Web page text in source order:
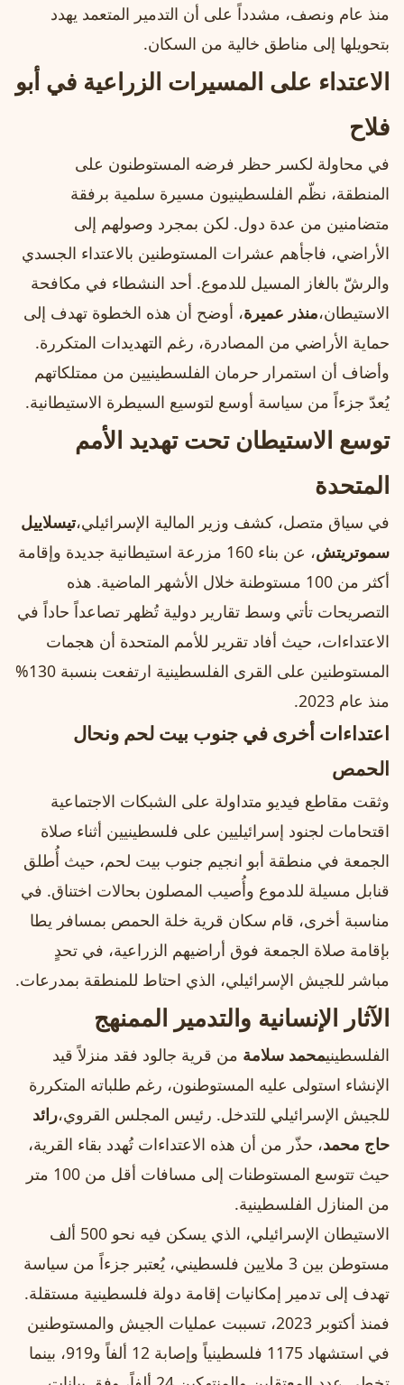
منذ عام ونصف، مشدداً على أن التدمير المتعمد يهدد
بتحويلها إلى مناطق خالية من السكان.
الاعتداء على المسيرات الزراعية في أبو
فلاح
في محاولة لكسر حظر فرضه المستوطنون على
المنطقة، نظّم الفلسطينيون مسيرة سلمية برفقة
متضامنين من عدة دول. لكن بمجرد وصولهم إلى
الأراضي، فاجأهم عشرات المستوطنين بالاعتداء الجسدي
والرشّ بالغاز المسيل للدموع. أحد النشطاء في مكافحة
الاستيطان،منذر عميرة، أوضح أن هذه الخطوة تهدف إلى
حماية الأراضي من المصادرة، رغم التهديدات المتكررة.
وأضاف أن استمرار حرمان الفلسطينيين من ممتلكاتهم
يُعدّ جزءاً من سياسة أوسع لتوسيع السيطرة الاستيطانية.
توسع الاستيطان تحت تهديد الأمم
المتحدة
في سياق متصل، كشف وزير المالية الإسرائيلي،تيسلاييل
سموتريتش
، عن بناء 160 مزرعة استيطانية جديدة وإقامة
أكثر من 100 مستوطنة خلال الأشهر الماضية. هذه
التصريحات تأتي وسط تقارير دولية تُظهر تصاعداً حاداً في
الاعتداءات، حيث أفاد تقرير للأمم المتحدة أن هجمات
المستوطنين على القرى الفلسطينية ارتفعت بنسبة 130%
منذ عام 2023.
اعتداءات أخرى في جنوب بيت لحم ونحال
الحمص
وثقت مقاطع فيديو متداولة على الشبكات الاجتماعية
اقتحامات لجنود إسرائيليين على فلسطينيين أثناء صلاة
الجمعة في منطقة أبو انجيم جنوب بيت لحم، حيث أُطلق
قنابل مسيلة للدموع وأُصيب المصلون بحالات اختناق. في
مناسبة أخرى، قام سكان قرية خلة الحمص بمسافر يطا
بإقامة صلاة الجمعة فوق أراضيهم الزراعية، في تحدٍ
مباشر للجيش الإسرائيلي، الذي احتاط للمنطقة بمدرعات.
الآثار الإنسانية والتدمير الممنهج
الفلسطينيمحمد سلامة من قرية جالود فقد منزلاً قيد
الإنشاء استولى عليه المستوطنون، رغم طلباته المتكررة
للجيش الإسرائيلي للتدخل. رئيس المجلس القروي،رائد
حاج محمد، حذّر من أن هذه الاعتداءات تُهدد بقاء القرية،
حيث تتوسع المستوطنات إلى مسافات أقل من 100 متر
من المنازل الفلسطينية.
الاستيطان الإسرائيلي، الذي يسكن فيه نحو 500 ألف
مستوطن بين 3 ملايين فلسطيني، يُعتبر جزءاً من سياسة
تهدف إلى تدمير إمكانيات إقامة دولة فلسطينية مستقلة.
فمنذ أكتوبر 2023، تسببت عمليات الجيش والمستوطنين
في استشهاد 1175 فلسطينياً وإصابة 12 ألفاً و919، بينما